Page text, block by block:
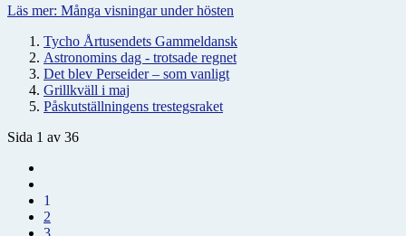
Läs mer: Många visningar under hösten
Tycho Årtusendets Gammeldansk
Astronomins dag - trotsade regnet
Det blev Perseider – som vanligt
Grillkväll i maj
Påskutställningens trestegsraket
Sida 1 av 36
1
2
3